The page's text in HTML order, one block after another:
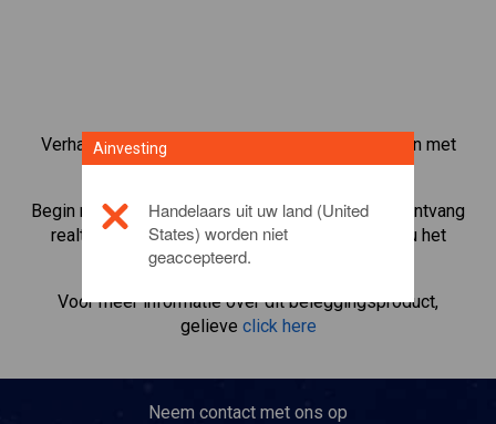
Verhandel meer dan 1000 internationale aandelen met
het CFD-handelsplatform van Ainvesting.
Begin met het handelen in CFD's inJP Morgan
. Ontvang
realtime koersen en ontvang dividenden alsof u het
aandeel zelf bezit.
Voor meer informatie over dit beleggingsproduct,
gelieve click here
Neem contact met ons op
Ainvesting
Handelaars uit uw land (United
States) worden niet
geaccepteerd.